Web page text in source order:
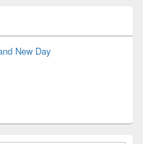
New Day